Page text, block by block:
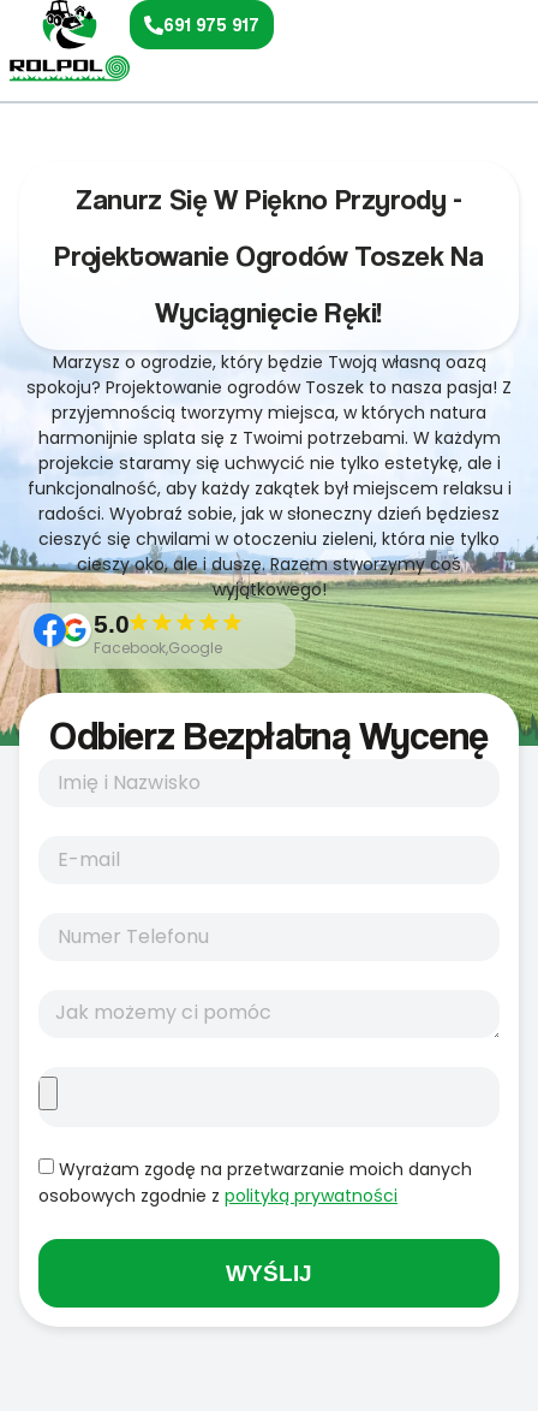
691 975 917
Zanurz Się W Piękno Przyrody -
Projektowanie Ogrodów Toszek Na
Wyciągnięcie Ręki!
Marzysz o ogrodzie, który będzie Twoją własną oazą
spokoju? Projektowanie ogrodów Toszek to nasza pasja! Z
przyjemnością tworzymy miejsca, w których natura
harmonijnie splata się z Twoimi potrzebami. W każdym
projekcie staramy się uchwycić nie tylko estetykę, ale i
funkcjonalność, aby każdy zakątek był miejscem relaksu i
radości. Wyobraź sobie, jak w słoneczny dzień będziesz
cieszyć się chwilami w otoczeniu zieleni, która nie tylko
cieszy oko, ale i duszę. Razem stworzymy coś
wyjątkowego!
5.0
Facebook,Google
Odbierz Bezpłatną Wycenę
Wyrażam zgodę na przetwarzanie moich danych
osobowych zgodnie z polityką prywatności
WYŚLIJ